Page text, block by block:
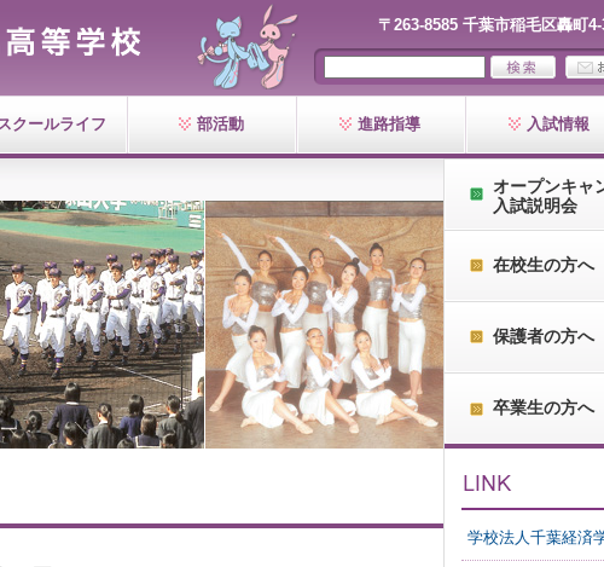
〒263-8585 千葉市稲毛区轟町
クールライフ 部活動 進路指導 入試情報
オープンキャ
入試説明会
在校生の方へ
保護者の方へ
卒業生の方へ
学校法人千葉経済